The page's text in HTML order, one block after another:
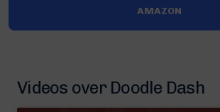
AMAZON
Videos over Doodle Dash